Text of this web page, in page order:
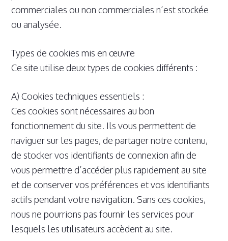
commerciales ou non commerciales n’est stockée
ou analysée.
Types de cookies mis en œuvre
Ce site utilise deux types de cookies différents :
A) Cookies techniques essentiels :
Ces cookies sont nécessaires au bon
fonctionnement du site. Ils vous permettent de
naviguer sur les pages, de partager notre contenu,
de stocker vos identifiants de connexion afin de
vous permettre d’accéder plus rapidement au site
et de conserver vos préférences et vos identifiants
actifs pendant votre navigation. Sans ces cookies,
nous ne pourrions pas fournir les services pour
lesquels les utilisateurs accèdent au site.